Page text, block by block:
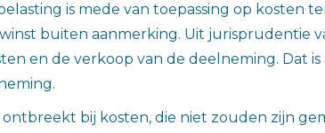
is mede van toepassing op kosten
buiten aanmerking. Uit jurisprudentie
en de verkoop van de deelneming. Dat
bij kosten, die niet zouden zijn